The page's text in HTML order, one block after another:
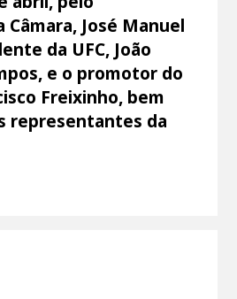
José Manuel
da UFC, João
e o promotor do
Freixinho, bem
representantes da